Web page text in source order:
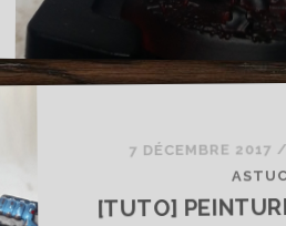
7 DÉCEMBRE 2017 /
[TUTO]